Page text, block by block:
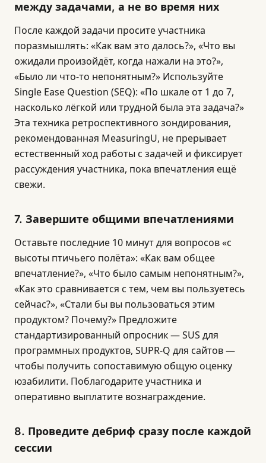
между задачами, а не во время них
После каждой задачи просите участника
поразмышлять: «Как вам это далось?», «Что вы
ожидали произойдёт, когда нажали на это?»,
«Было ли что-то непонятным?» Используйте
Single Ease Question (SEQ): «По шкале от 1 до 7,
насколько лёгкой или трудной была эта задача?»
Эта техника ретроспективного зондирования,
рекомендованная MeasuringU, не прерывает
естественный ход работы с задачей и фиксирует
рассуждения участника, пока впечатления ещё
свежи.
7. Завершите общими впечатлениями
Оставьте последние 10 минут для вопросов «с
высоты птичьего полёта»: «Как вам общее
впечатление?», «Что было самым непонятным?»,
«Как это сравнивается с тем, чем вы пользуетесь
сейчас?», «Стали бы вы пользоваться этим
продуктом? Почему?» Предложите
стандартизированный опросник — SUS для
программных продуктов, SUPR-Q для сайтов —
чтобы получить сопоставимую общую оценку
юзабилити. Поблагодарите участника и
оперативно выплатите вознаграждение.
8. Проведите дебриф сразу после каждой
сессии